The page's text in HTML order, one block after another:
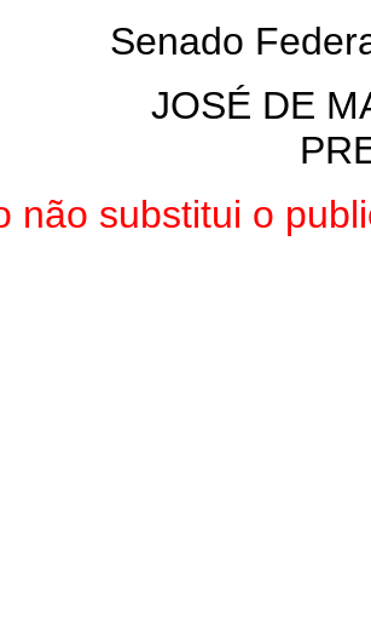
Senado
JOSÉ DE
não substitui o